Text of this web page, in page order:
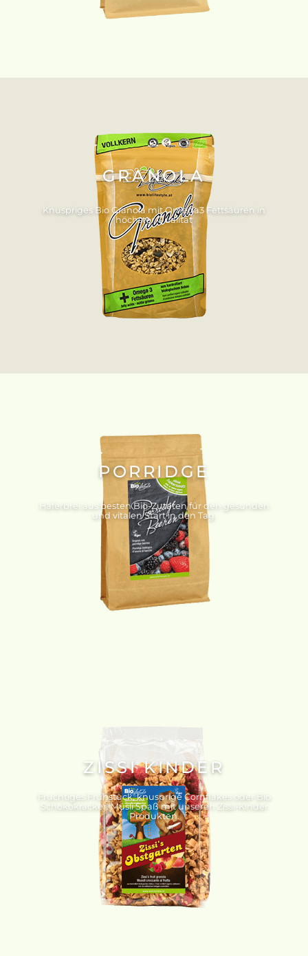
GRANOLA
Knuspriges Bio Granola mit Omega3 Fettsäuren in
höchster Qualität
PORRIDGE
Haferbrei aus besten Bio-Zutaten für den gesunden
und vitalen Start in den Tag.
ZISSI KINDER
Fruchtiges Frühstück, knusprige Cornflakes oder Bio
Schokokracker. Müsli Spaß mit unseren Zissi-Kinder
Produkten.